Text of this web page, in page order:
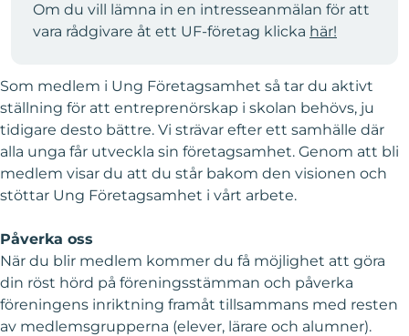
Om du vill lämna in en intresseanmälan för att
vara rådgivare åt ett UF-företag klicka här!
Som medlem i Ung Företagsamhet så tar du aktivt
ställning för att entreprenörskap i skolan behövs, ju
tidigare desto bättre. Vi strävar efter ett samhälle där
alla unga får utveckla sin företagsamhet. Genom att bli
medlem visar du att du står bakom den visionen och
stöttar Ung Företagsamhet i vårt arbete.
Påverka oss
När du blir medlem kommer du få möjlighet att göra
din röst hörd på föreningsstämman och påverka
föreningens inriktning framåt tillsammans med resten
av medlemsgrupperna (elever, lärare och alumner).